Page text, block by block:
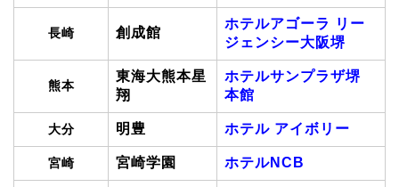
長崎 創成館
ホテルアゴーラ リー
ジェンシー大阪堺
熊本
東海大熊本星
翔
ホテルサンプラザ堺
本館
大分 明豊 ホテル アイボリー
宮崎 宮崎学園 ホテルNCB